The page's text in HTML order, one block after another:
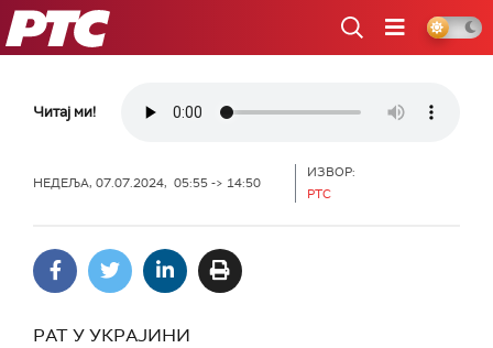
РТС
Читај ми!
НЕДЕЉА, 07.07.2024, 05:55 -> 14:50
ИЗВОР:
РТС
РАТ У УКРАЈИНИ